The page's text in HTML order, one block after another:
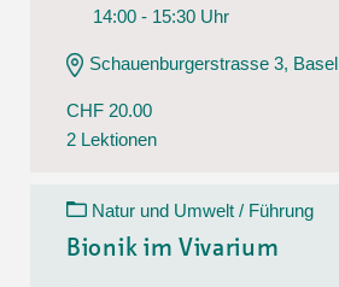
14:00 - 15:30 Uhr
Schauenburgerstrasse 3, Basel
CHF 20.00
2 Lektionen
Natur und Umwelt / Führung
Bionik im Vivarium